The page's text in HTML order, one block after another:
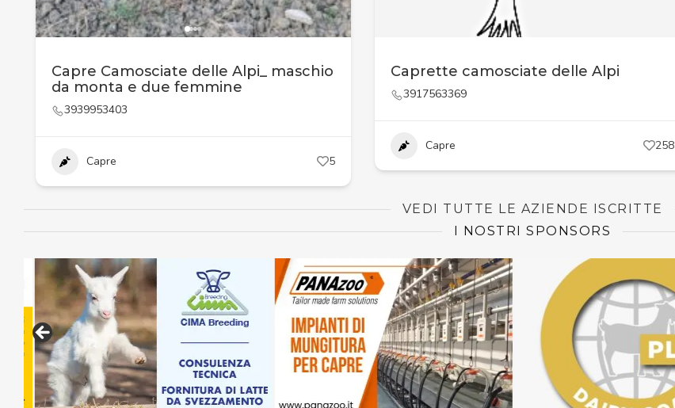
Capre Camosciate delle Alpi_ maschio
da monta e due femmine
3939953403
Capre 5
Caprette camosciate delle Alpi
3917563369
Capre 258
VEDI TUTTE LE AZIENDE ISCRITTE
I NOSTRI SPONSORS